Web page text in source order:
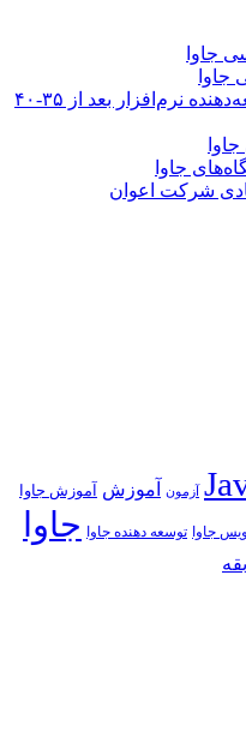
جاوا
جاوا
آیا مسیر شغلی توسعه‌دهنده نرم‌افزار بعد از ۳۵-۴۰
جاوا
شرکت اعوان
آزمون آموزش آموزش جاوا
جاوا توسعه دهنده جاوا جاوا